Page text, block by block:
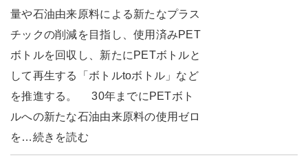
量や石油由来原料による新たなプラス
チックの削減を目指し、使用済みPET
ボトルを回収し、新たにPETボトルと
して再生する「ボトルtoボトル」など
を推進する。 30年までにPETボト
ルへの新たな石油由来原料の使用ゼロ
を…続きを読む